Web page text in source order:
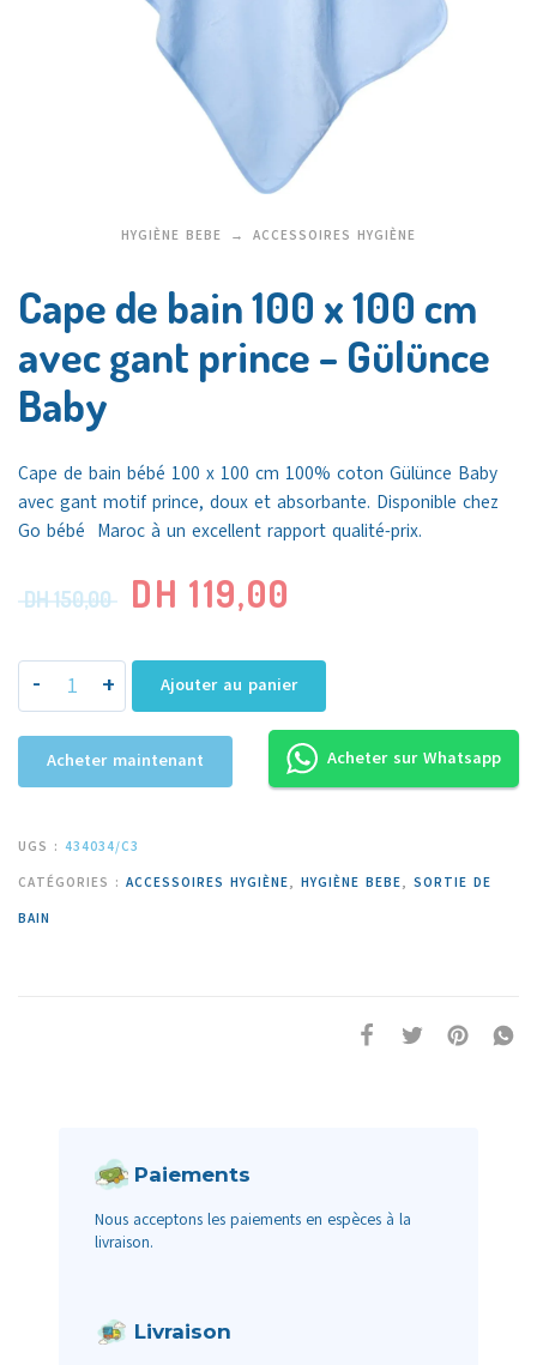
HYGIÈNE BEBE ACCESSOIRES HYGIÈNE
Cape de bain 100 x 100 cm
avec gant prince – Gülünce
Baby
Cape de bain bébé 100 x 100 cm 100% coton Gülünce Baby
avec gant motif prince, doux et absorbante. Disponible chez
Go bébé Maroc à un excellent rapport qualité-prix.
DH150,00 DH 119,00
- + Ajouter au panier
Acheter maintenant Acheter sur Whatsapp
UGS : 434034/C3
CATÉGORIES : ACCESSOIRES HYGIÈNE, HYGIÈNE BEBE, SORTIE DE
BAIN
Paiements
Nous acceptons les paiements en espèces à la
livraison.
Livraison